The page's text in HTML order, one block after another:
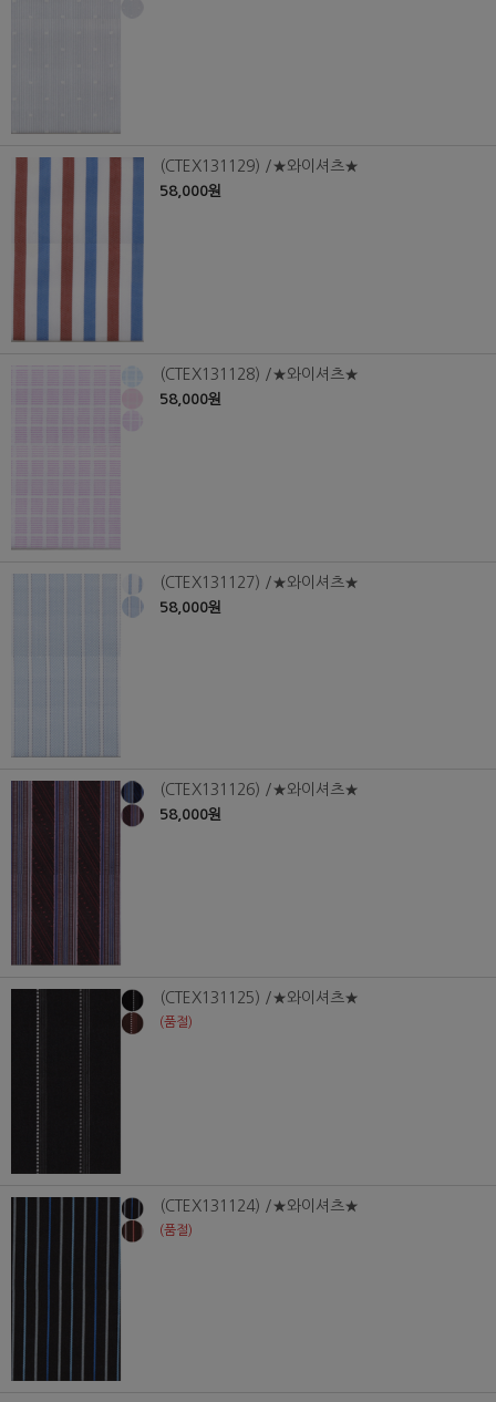
(CTEX131129) /★와이셔츠★
58,000원
(CTEX131128) /★와이셔츠★
58,000원
(CTEX131127) /★와이셔츠★
58,000원
(CTEX131126) /★와이셔츠★
58,000원
(CTEX131125) /★와이셔츠★
(품절)
(CTEX131124) /★와이셔츠★
(품절)